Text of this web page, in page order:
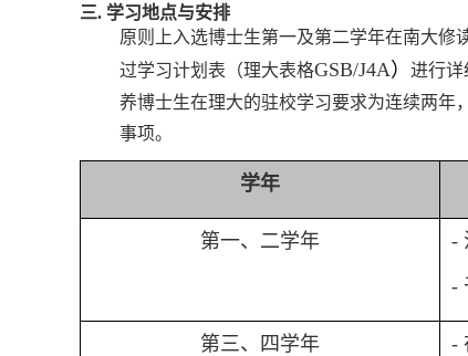
三. 学习地点与安排
原则上入选博士生第一及第二学年在南大修
过学习计划表（理大表格GSB/J4A） 进行详
养博士生在理大的驻校学习要求为连续两年
事项。
学年
第一、 二学年 -
-
第三、 四 学年 -